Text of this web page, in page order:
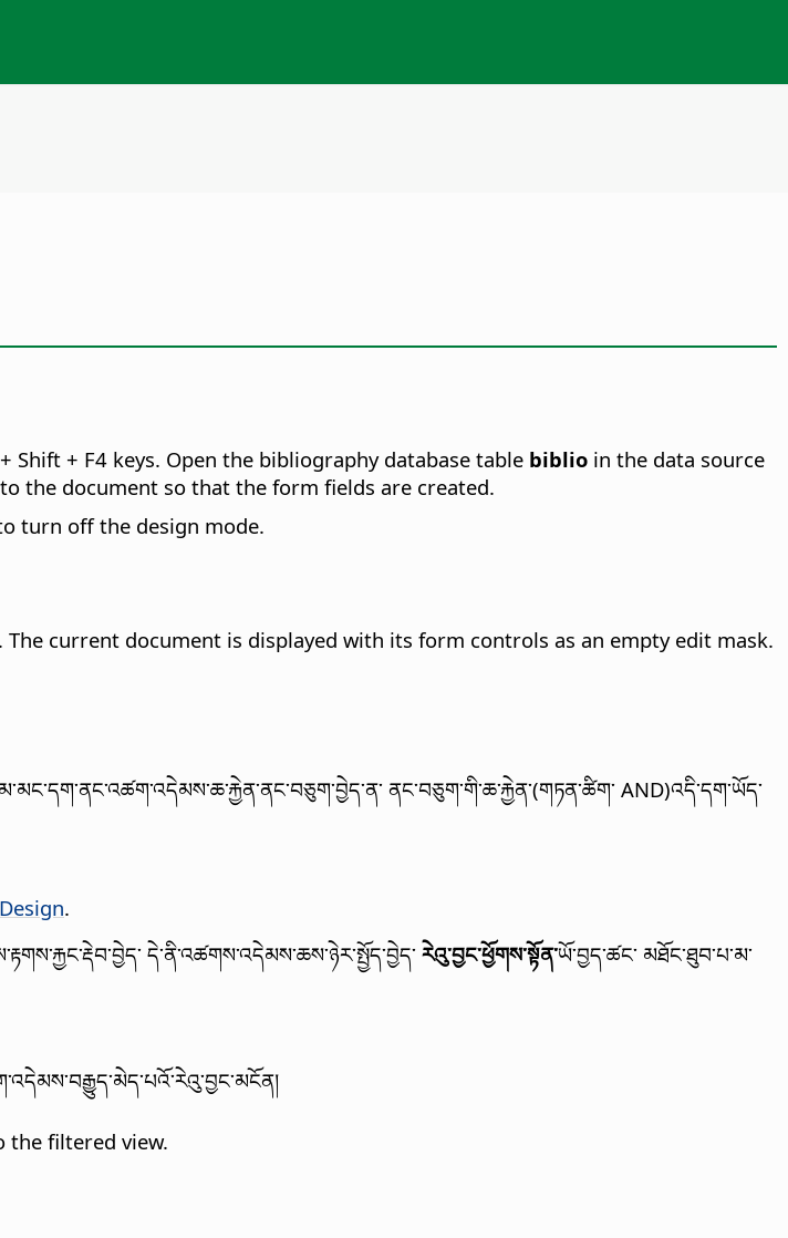
+ Shift + F4 keys. Open the bibliography database table biblio in the data source
the document so that the form fields are created.
turn off the design mode.
The current document is displayed with its form controls as an empty edit mask.
ནང་བཅུག་གི་ཆ་རྐྱེན་(གཏན་ཚིག་ AND)འདི་དག་ཡོད་
.
དེ་ནི་འཚགས་འདེམས་ཆས་ཉེར་སྤྱོད་བྱེད་རེའུ་བྱང་ཕྱོགས་སྟོན་ཡོ་བྱད་ཚང་ མཐོང་ཐུབ་པ་མ་
the filtered view.